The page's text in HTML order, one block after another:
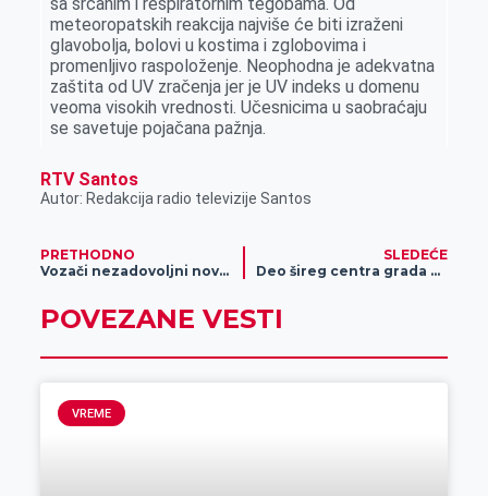
meteoropatskih reakcija najviše će biti izraženi
glavobolјa, bolovi u kostima i zglobovima i
promenlјivo raspoloženje. Neophodna je adekvatna
zaštita od UV zračenja jer je UV indeks u domenu
veoma visokih vrednosti. Učesnicima u saobraćaju
se savetuje pojačana pažnja.
RTV Santos
Autor: Redakcija radio televizije Santos
PRETHODNO
Vozači nezadovoljni novim cenama goriva
SLEDEĆE
Deo šireg centra grada bez struje nekoliko sati
POVEZANE VESTI
VREME